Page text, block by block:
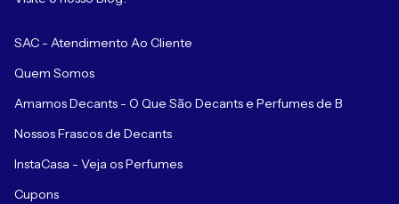
SAC - Atendimento Ao Cliente
Quem Somos
Amamos Decants - O Que São Decants e Perfumes de B
Nossos Frascos de Decants
InstaCasa - Veja os Perfumes
Cupons